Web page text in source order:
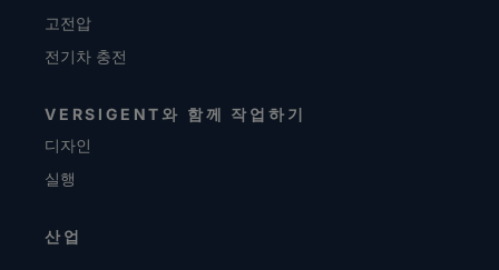
고전압
전기차 충전
VERSIGENT와 함께 작업하기
디자인
실행
산업